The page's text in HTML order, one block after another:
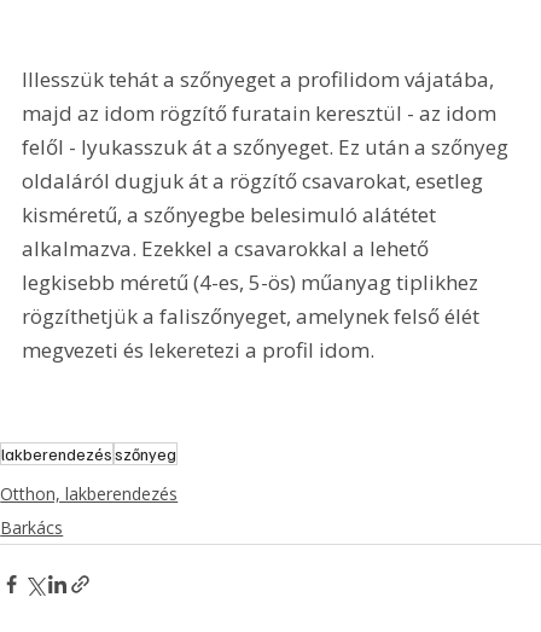
Illesszük tehát a szőnyeget a profilidom vájatába,
majd az idom rögzítő furatain keresztül - az idom
felől - lyukasszuk át a szőnyeget. Ez után a szőnyeg
oldaláról dugjuk át a rögzítő csavarokat, esetleg
kisméretű, a szőnyegbe belesimuló alátétet
alkalmazva. Ezekkel a csavarokkal a lehető
legkisebb méretű (4-es, 5-ös) műanyag tiplikhez
rögzíthetjük a faliszőnyeget, amelynek felső élét
megvezeti és lekeretezi a profil idom.
lakberendezésszőnyeg
Otthon, lakberendezés
Barkács